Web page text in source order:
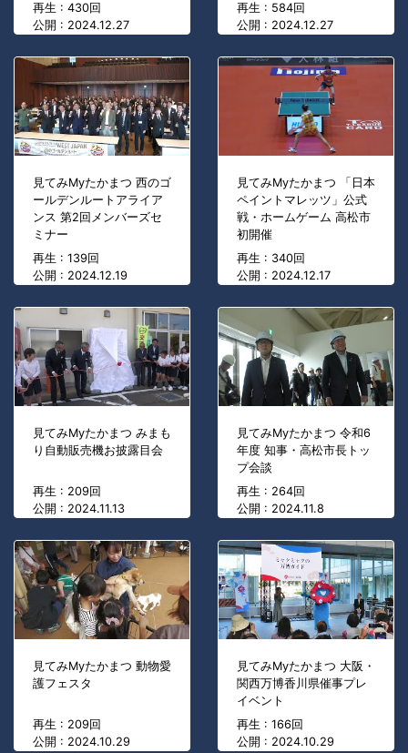
再生 : 430回
公開 : 2024.12.27
再生 : 584回
公開 : 2024.12.27
見てみMyたかまつ 西のゴ
ールデンルートアライア
ンス 第2回メンバーズセ
ミナー
再生 : 139回
公開 : 2024.12.19
見てみMyたかまつ 「日本
ペイントマレッツ」公式
戦・ホームゲーム 高松市
初開催
再生 : 340回
公開 : 2024.12.17
見てみMyたかまつ みまも
り自動販売機お披露目会
再生 : 209回
公開 : 2024.11.13
見てみMyたかまつ 令和6
年度 知事・高松市長トッ
プ会談
再生 : 264回
公開 : 2024.11.8
見てみMyたかまつ 動物愛
護フェスタ
再生 : 209回
公開 : 2024.10.29
見てみMyたかまつ 大阪・
関西万博香川県催事プレ
イベント
再生 : 166回
公開 : 2024.10.29